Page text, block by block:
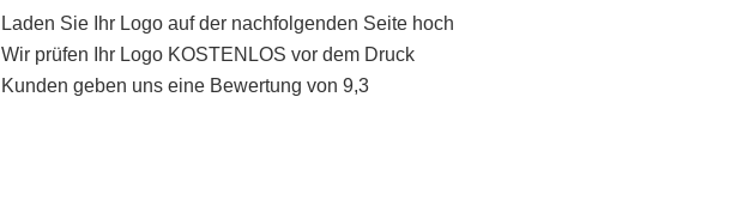
Laden Sie Ihr Logo auf der nachfolgenden Seite hoch
Wir prüfen Ihr Logo KOSTENLOS vor dem Druck
Kunden geben uns eine Bewertung von 9,3